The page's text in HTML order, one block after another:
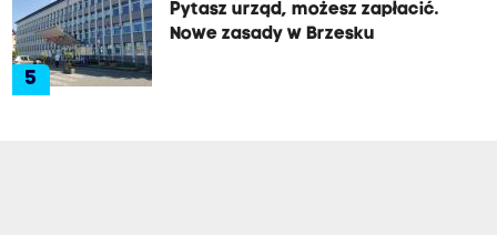
5
Pytasz urząd, możesz zapłacić.
Nowe zasady w Brzesku